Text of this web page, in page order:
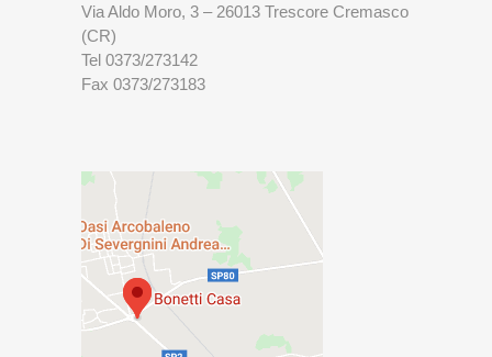
Via Aldo Moro, 3 – 26013 Trescore Cremasco
(CR)
Tel 0373/273142
Fax 0373/273183